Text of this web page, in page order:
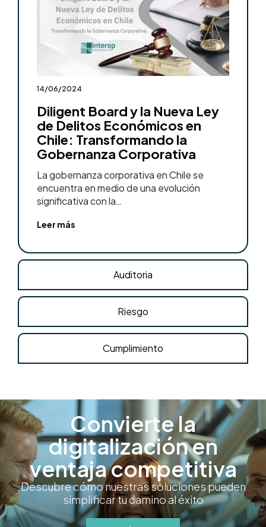
Auditoria
Riesgo
Cumplimiento
14/06/2024
Diligent Board y la Nueva Ley
de Delitos Económicos en
Chile: Transformando la
Gobernanza Corporativa
La gobernanza corporativa en Chile se
encuentra en medio de una evolución
significativa con la…
Leer más
Convierte la
digitalización en
ventaja competitiva
Descubre cómo nuestras soluciones pueden
simplificar tu camino al éxito